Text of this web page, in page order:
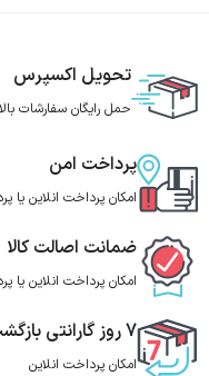
تحویل اکسپرس
حمل رایگان سفارشات بالای 1 میلیون
پرداخت امن
امکان پرداخت انلاین
ضمانت اصالت کالا
امکان پرداخت انلاین
7 روز گارانتی بازگشت وجه
امکان پرداخت انلاین